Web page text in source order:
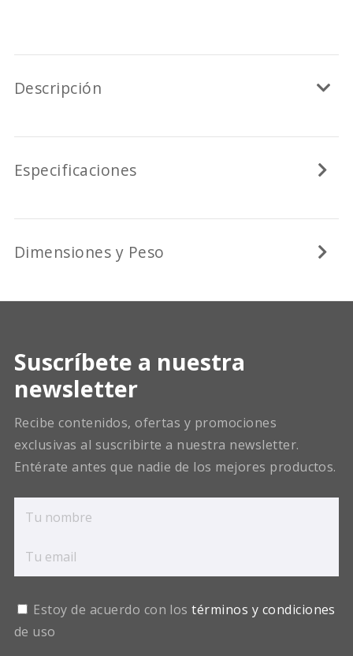
Descripción
Especificaciones
Dimensiones y Peso
Suscríbete a nuestra
newsletter
Recibe contenidos, ofertas y promociones
exclusivas al suscribirte a nuestra newsletter.
Entérate antes que nadie de los mejores productos.
Estoy de acuerdo con lostérminos y condiciones
de uso